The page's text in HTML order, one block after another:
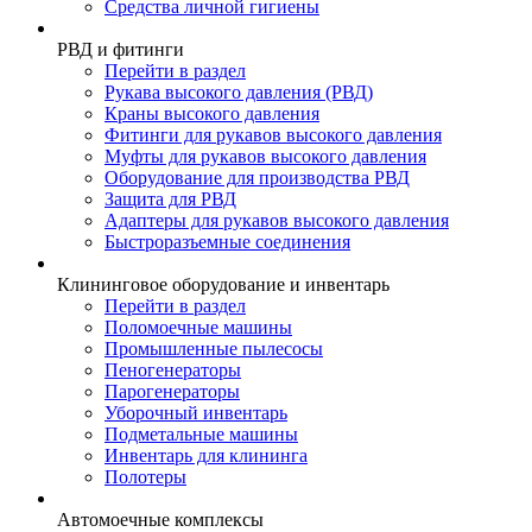
Средства личной гигиены
РВД и фитинги
Перейти в раздел
Рукава высокого давления (РВД)
Краны высокого давления
Фитинги для рукавов высокого давления
Муфты для рукавов высокого давления
Оборудование для производства РВД
Защита для РВД
Адаптеры для рукавов высокого давления
Быстроразъемные соединения
Клининговое оборудование и инвентарь
Перейти в раздел
Поломоечные машины
Промышленные пылесосы
Пеногенераторы
Парогенераторы
Уборочный инвентарь
Подметальные машины
Инвентарь для клининга
Полотеры
Автомоечные комплексы